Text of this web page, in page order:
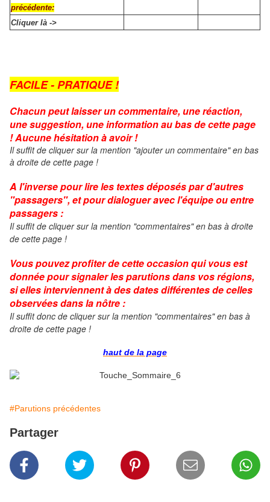
précédente:
Cliquer là ->
FACILE - PRATIQUE !
Chacun peut laisser un commentaire, une réaction,
une suggestion, une information au bas de cette page
! Aucune hésitation à avoir !
Il suffit de cliquer sur la mention "ajouter un commentaire" en bas
à droite de cette page !
A l'inverse pour lire les textes déposés par d'autres
"passagers", et pour dialoguer avec l'équipe ou entre
passagers :
Il suffit de cliquer sur la mention "commentaires" en bas à droite
de cette page !
Vous pouvez profiter de cette occasion qui vous est
donnée pour signaler les parutions dans vos régions,
si elles interviennent à des dates différentes de celles
observées dans la nôtre :
Il suffit donc de cliquer sur la mention "commentaires" en bas à
droite de cette page !
haut de la page
#Parutions précédentes
Partager